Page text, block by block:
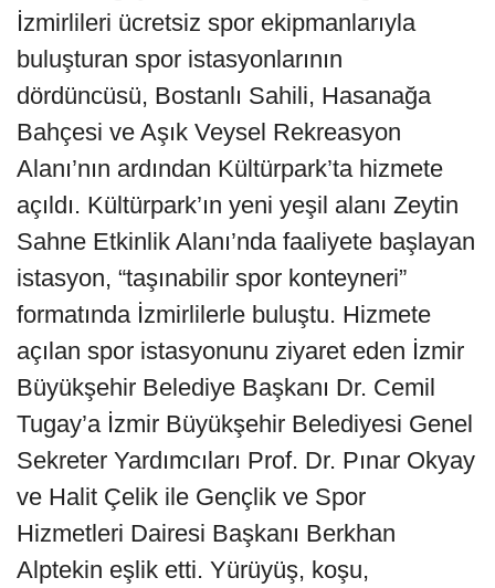
İzmirlileri ücretsiz spor ekipmanlarıyla
buluşturan spor istasyonlarının
dördüncüsü, Bostanlı Sahili, Hasanağa
Bahçesi ve Aşık Veysel Rekreasyon
Alanı’nın ardından Kültürpark’ta hizmete
açıldı. Kültürpark’ın yeni yeşil alanı Zeytin
Sahne Etkinlik Alanı’nda faaliyete başlayan
istasyon, “taşınabilir spor konteyneri”
formatında İzmirlilerle buluştu. Hizmete
açılan spor istasyonunu ziyaret eden İzmir
Büyükşehir Belediye Başkanı Dr. Cemil
Tugay’a İzmir Büyükşehir Belediyesi Genel
Sekreter Yardımcıları Prof. Dr. Pınar Okyay
ve Halit Çelik ile Gençlik ve Spor
Hizmetleri Dairesi Başkanı Berkhan
Alptekin eşlik etti. Yürüyüş, koşu,